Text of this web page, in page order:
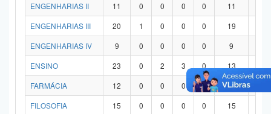
ENGENHARIAS II
11 0 0 0 0 11
ENGENHARIAS III
20 1 0 0 0 19
ENGENHARIAS IV
9 0 0 0 0 9
ENSINO
23 0 2 3 0 13
FARMÁCIA
12 0 0 0 0 12
FILOSOFIA
15 0 0 0 0 15